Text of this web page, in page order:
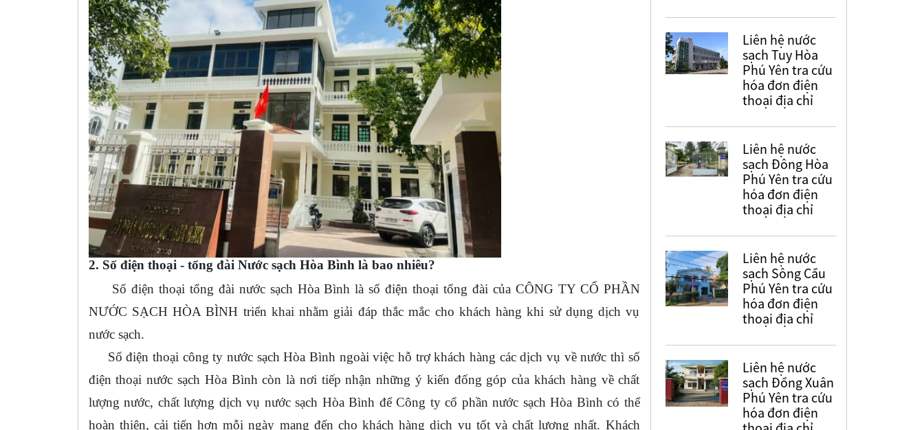
2. Số điện thoại - tổng đài Nước sạch Hòa Bình là bao nhiêu?
Số điện thoại tổng đài nước sạch Hòa Bình là số điện thoại tổng đài của CÔNG TY CỔ PHẦN
NƯỚC SẠCH HÒA BÌNH triển khai nhằm giải đáp thắc mắc cho khách hàng khi sử dụng dịch vụ
nước sạch.
Số điện thoại công ty nước sạch Hòa Bình ngoài việc hỗ trợ khách hàng các dịch vụ về nước thì số
điện thoại nước sạch Hòa Bình còn là nơi tiếp nhận những ý kiến đống góp của khách hàng về chất
lượng nước, chất lượng dịch vụ nước sạch Hòa Bình để Công ty cổ phần nước sạch Hòa Bình có thể
hoàn thiện, cải tiến hơn mỗi ngày mang đến cho khách hàng dịch vụ tốt và chất lượng nhất. Khách
Liên hệ nước
sạch Tuy Hòa
Phú Yên tra cứu
hóa đơn điện
thoại địa chỉ
Liên hệ nước
sạch Đông Hòa
Phú Yên tra cứu
hóa đơn điện
thoại địa chỉ
Liên hệ nước
sạch Sông Cầu
Phú Yên tra cứu
hóa đơn điện
thoại địa chỉ
Liên hệ nước
sạch Đồng Xuân
Phú Yên tra cứu
hóa đơn điện